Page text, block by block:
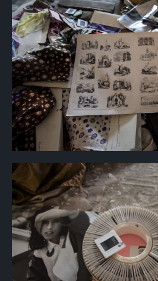
Rechercher
: